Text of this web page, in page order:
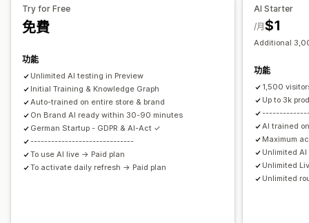
訂單最新資訊
顏色和字型
歡迎訊息
聊天按鈕
標記 指派聊天 聊天流程
Try for Free
免費
功能
Unlimited AI testing in Preview
Initial Training & Knowledge Graph
Auto-trained on entire store & brand
On Brand AI ready within 30-90 minutes
German Startup - GDPR & AI-Act ✓
------------------------------
To use AI live → Paid plan
To activate daily refresh → Paid plan
AI Starter
$1
/月
Additional
功能
1,500
Up to 3k
AI trained
Maximum
Unlimited
Unlimited
Unlimited